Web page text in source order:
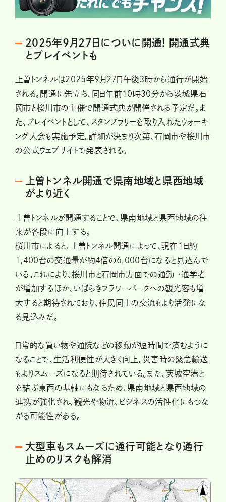
2025年9月27日についに開通! 開通式典
とプレイベントも
上曽トンネルは2025年9月27日午後3時から通行が開始
される。開通に先立ち、同日午前10時30分から茨城県石
岡市と桜川市の主催で開通式典が開催される予定だ。ま
た、プレイベントとして、スタンプラリーを取り入れたウォーキ
ング大会も実施予定。詳細が決まり次第、石岡市や桜川市
の公式ウェブサイトで発表される。
上曽トンネル開通で県南地域と県西地域
がより近く
上曽トンネルが開通することで、県南地域と県西地域の往
来が各段に向上する。
桜川市によると、上曽トンネル開通によって、現在1日約
1,400台の交通量が約4倍の6,000台になると見込んで
いる。これにより、桜川市と石岡市方面での通勤 ・通学者
が増加するほか、いばらきフラワーパークへの観光客も増
大すると期待されており、住民同士の交流もより活発にな
る見込みだ。
日常的な買い物や通院などの移動が短時間で済むように
なることで、生活利便性が大きく向上。災害時の緊急輸送
もよりスムーズになると期待されている。また、茨城空港と
を結ぶ東西の基軸にもなるため、県南地域と県西地域の
連携が強化され、観光や物流、ビジネスの活性化にもつな
がる可能性がある。
大型車もスムーズに通行可能となり通行
止めのリスクも解消